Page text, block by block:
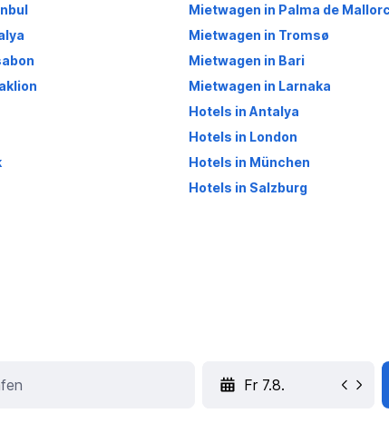
Mietwagen in Palma de
Mietwagen in Tromsø
Mietwagen in Bari
Mietwagen in Larnaka
Hotels in Antalya
Hotels in London
Hotels in München
Hotels in Salzburg